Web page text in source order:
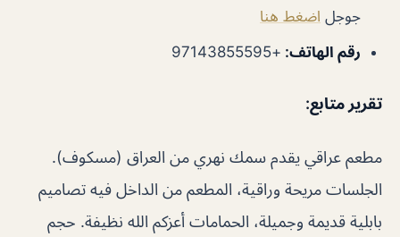
جوجل اضغط هنا
رقم الهاتف:
+97143855595
تقرير متابع:
مطعم عراقي يقدم سمك نهري من العراق (مسكوف).
الجلسات مريحة وراقية، المطعم من الداخل فيه تصاميم
بابلية قديمة وجميلة، الحمامات أعزكم الله نظيفة. حجم